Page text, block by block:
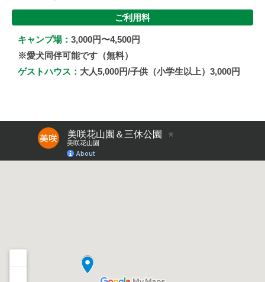
ご利用料
キャンプ場： 3,000円〜4,500円
※愛犬同伴可能です（無料）
ゲストハウス： 大人5,000円/子供（小学生以上）3,000円